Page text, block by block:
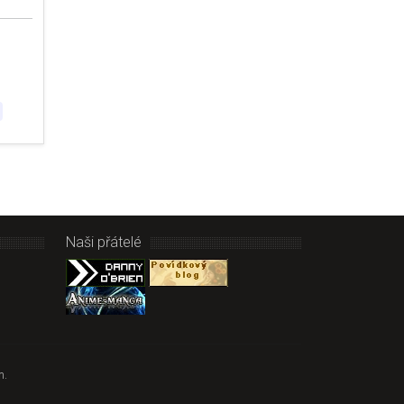
Naši přátelé